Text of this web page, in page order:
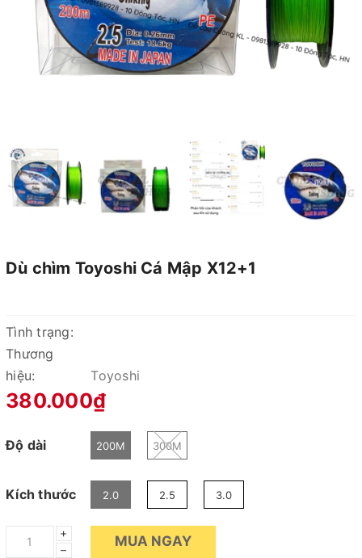
Dù chìm Toyoshi Cá Mập X12+1
Tình trạng:
Thương
hiệu:
Toyoshi
380.000₫
Độ dài 200M 300M
Kích thước 2.0 2.5 3.0
+
–
MUA NGAY